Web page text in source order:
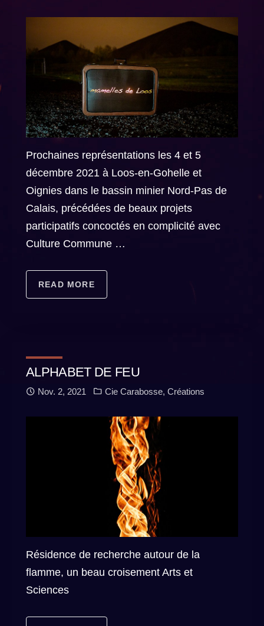
Prochaines représentations les 4 et 5
décembre 2021 à Loos-en-Gohelle et
Oignies dans le bassin minier Nord-Pas de
Calais, précédées de beaux projets
participatifs concoctés en complicité avec
Culture Commune …
READ MORE
ALPHABET DE FEU
Nov. 2, 2021 Cie Carabosse, Créations
Résidence de recherche autour de la
flamme, un beau croisement Arts et
Sciences